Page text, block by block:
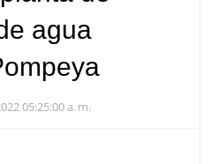
agua
05:25:00 a. m.